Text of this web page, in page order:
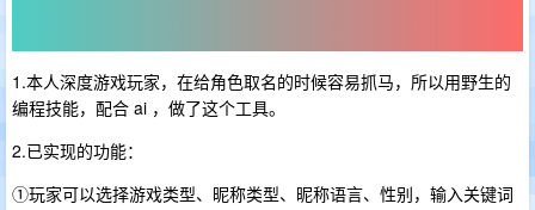
1.本人深度游戏玩家，在给角色取名的时候容易抓马，所以用野生的
编程技能，配合 ai ，做了这个工具。
2.已实现的功能：
①玩家可以选择游戏类型、昵称类型、昵称语言、性别，输入关键词